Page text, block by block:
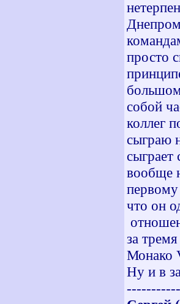
просто
собой
коллег
сыграю
сыграет
вообще
первому
что он
за
Монако
Ну и в
-----------